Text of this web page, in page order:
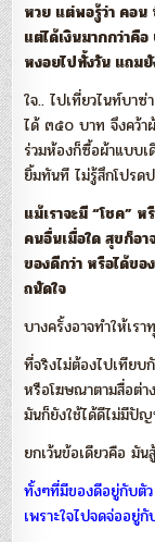
หวย แต่พอรู้ว่า คอ
แต่ได้เงินมากกว่าคื
หงอยไปทั้งวัน แถมยั
ใจ.. ไปเที่ยวไนท์บา
ได้ ๓๕๐ บาท จึงคว้า
ร่วมห้องก็ซื้อผ้าแบบ
ยิ้มทันที ไม่รู้สึกโปรด
แม้เราจะมี “โชค”
คนอื่นเมื่อใด สุขก็อ
ของดีกว่า หรือได้ขอ
ถนัดใจ
บางครั้งอาจทำให้เร
ที่จริงไม่ต้องไปเทียบ
หรือโฆษณาตามสื่อต่
มันก็ยังใช้ได้ดีไม่มีปัญ
ยกเว้นข้อเดียวคือ มัน
ทั้งๆที่มีของดีอยู่กับตั
เพราะใจไปจดจ่ออยู่